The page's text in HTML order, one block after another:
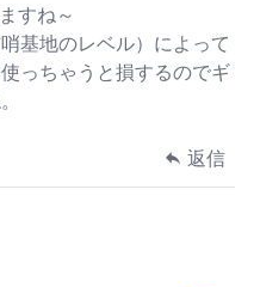
すね～
基地のレベル）によって
っちゃうと損するのでギ
返信